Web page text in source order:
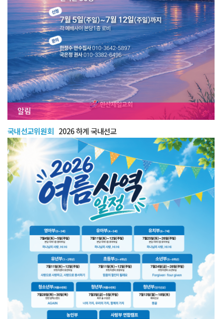
알림
국내선교위원회 2026 하계 국내선교